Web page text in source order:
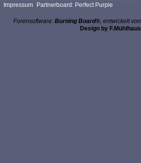
Impressum Partnerboard: Perfect Purple
Forensoftware: Burning Board®, entwickelt von